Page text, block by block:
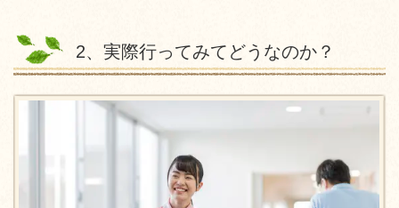
2、実際行ってみてどうなのか？